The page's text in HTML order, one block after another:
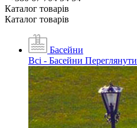
Каталог товарiв
Каталог товарiв
Басейни
Всі - Басейни Переглянути